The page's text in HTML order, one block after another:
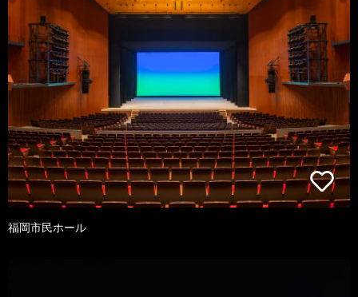
福岡市民ホール